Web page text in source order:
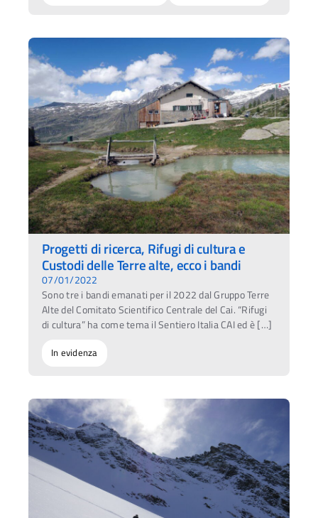
Progetti di ricerca, Rifugi di cultura e
Custodi delle Terre alte, ecco i bandi
07/01/2022
Sono tre i bandi emanati per il 2022 dal Gruppo Terre
Alte del Comitato Scientifico Centrale del Cai. “Rifugi
di cultura” ha come tema il Sentiero Italia CAI ed è […]
In evidenza